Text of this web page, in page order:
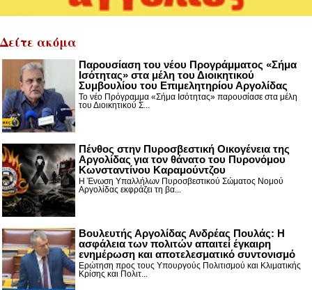
Δείτε ακόμα
Παρουσίαση του νέου Προγράμματος «Σήμα
Ισότητας» στα μέλη του Διοικητικού
Συμβουλίου του Επιμελητηρίου Αργολίδας
Το νέο Πρόγραμμα «Σήμα Ισότητας» παρουσίασε στα μέλη
του Διοικητικού Σ...
Πένθος στην Πυροσβεστική Οικογένεια της
Αργολίδας για τον θάνατο του Πυρονόμου
Κωνσταντίνου Καραμούντζου
Η Ένωση Υπαλλήλων Πυροσβεστικού Σώματος Νομού
Αργολίδας εκφράζει τη βα...
Βουλευτής Αργολίδας Ανδρέας Πουλάς: Η
ασφάλεια των πολιτών απαιτεί έγκαιρη
ενημέρωση και αποτελεσματικό συντονισμό
Ερώτηση προς τους Υπουργούς Πολιτισμού και Κλιματικής
Κρίσης και Πολιτ...